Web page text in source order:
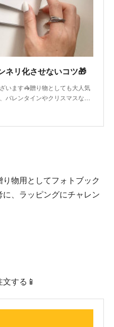
ネリ化させないコツ🎁
います🦓贈り物としても大人気
バレンタインやクリスマスな…
物用としてフォトブック
、ラッピングにチャレン
する📱